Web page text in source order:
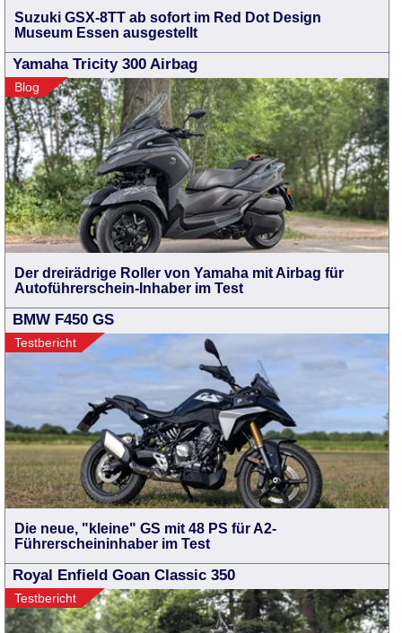
Suzuki GSX-8TT ab sofort im Red Dot Design
Museum Essen ausgestellt
Yamaha Tricity 300 Airbag
Blog
Der dreirädrige Roller von Yamaha mit Airbag für
Autoführerschein-Inhaber im Test
BMW F450 GS
Testbericht
Die neue, "kleine" GS mit 48 PS für A2-
Führerscheininhaber im Test
Royal Enfield Goan Classic 350
Testbericht